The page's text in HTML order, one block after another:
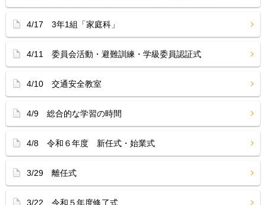
4/17 3年1組「家庭科」
4/11 委員会活動・避難訓練・学級委員認証式
4/10 交通安全教室
4/9 総合的な学習の時間
4/8 令和６年度 新任式・始業式
3/29 離任式
3/22 令和５年度修了式